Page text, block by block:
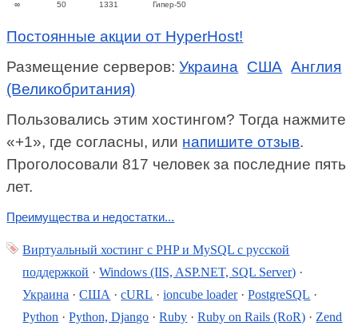
∞ 50 1331 Гипер-50
Постоянные акции от HyperHost!
Размещение серверов:Украина США Англия
(Великобритания)
Пользовались этим хостингом? Тогда нажмите
«+1», где согласны, или напишите отзыв.
Проголосовали 817 человек за последние пять
лет.
Преимущества и недостатки...
Виртуальный хостинг c PHP и MySQL с русской
поддержкой ·Windows (IIS, ASP.NET, SQL Server) ·
Украина ·США ·cURL ·ioncube loader·PostgreSQL ·
Python ·Python, Django ·Ruby ·Ruby on Rails (RoR) ·Zend